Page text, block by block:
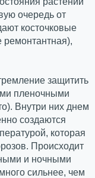
очередь от
косточковые
ремонтантная),
защитить
пленочными
Внутри них днем
создаются
которая
Происходит
и ночными
сильнее, чем